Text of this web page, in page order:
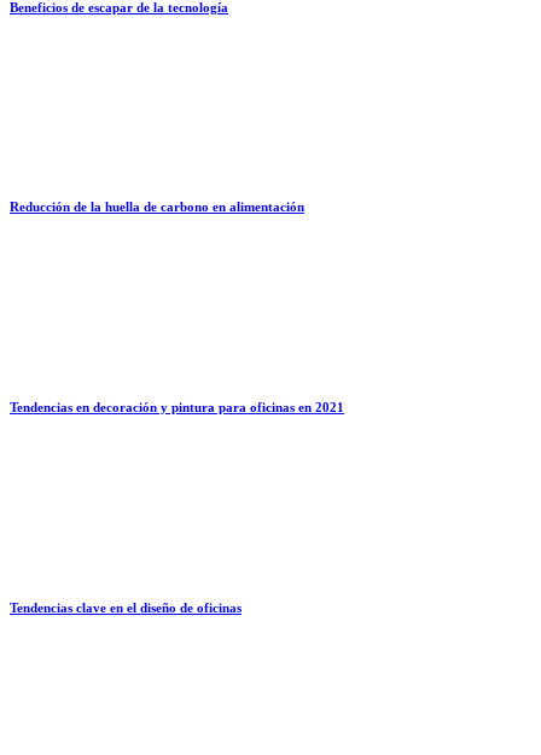
Beneficios de escapar de la tecnología
Reducción de la huella de carbono en alimentación
Tendencias en decoración y pintura para oficinas en 2021
Tendencias clave en el diseño de oficinas